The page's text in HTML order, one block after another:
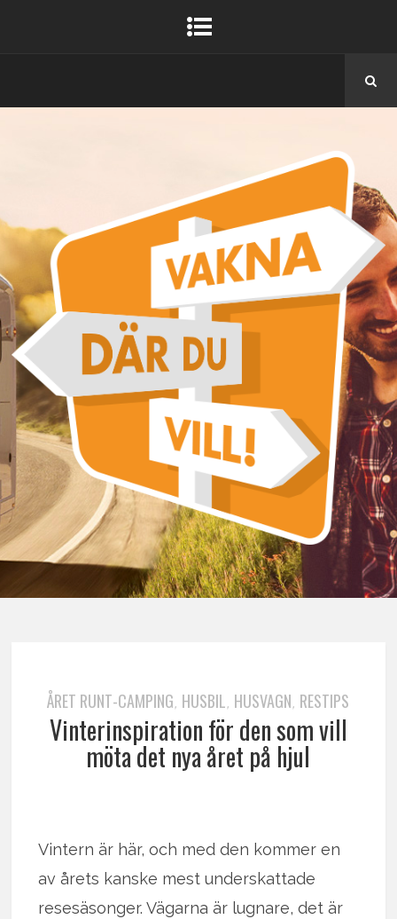
ÅRET RUNT-CAMPING, HUSBIL, HUSVAGN, RESTIPS
Vinterinspiration för den som vill
möta det nya året på hjul
Vintern är här, och med den kommer en
av årets kanske mest underskattade
resesäsonger. Vägarna är lugnare, det är